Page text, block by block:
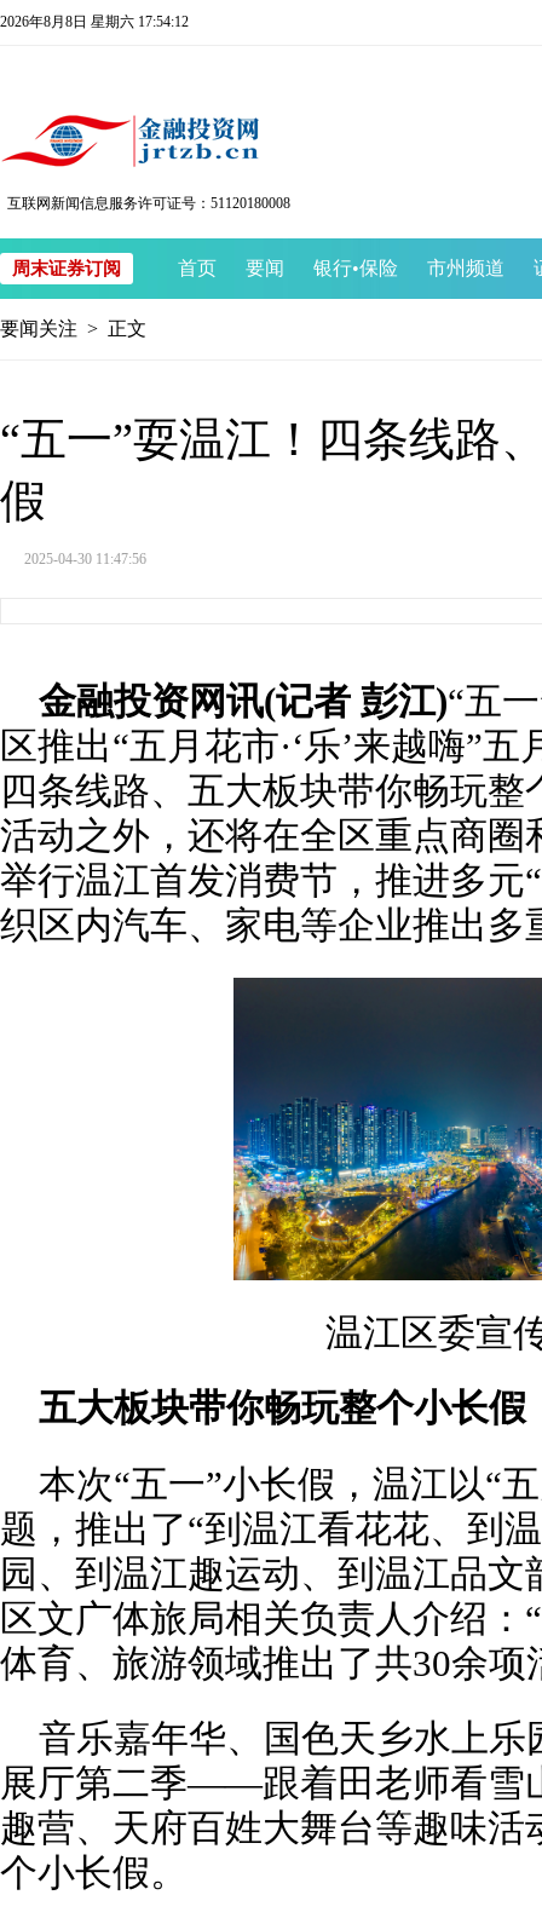
2026年8月8日 星期六 17:54:13
互联网新闻信息服务许可证号：51120180008
周末证券订阅 首页 要闻 银行•保险 市州频道
要闻关注 > 正文
“五一”耍温江！四条线路
假
2025-04-30 11:47:56
金融投资网讯(记者 彭江)“五
区推出“五月花市·‘乐’来越嗨”
四条线路、五大板块带你畅玩
活动之外，还将在全区重点商圈
举行温江首发消费节，推进多元
织区内汽车、家电等企业推出多
温江区委宣
五大板块带你畅玩整个小长假
本次“五一”小长假，温江以“
题，推出了“到温江看花花、到
园、到温江趣运动、到温江品文
区文广体旅局相关负责人介绍：
体育、旅游领域推出了共30余项
音乐嘉年华、国色天乡水上
展厅第二季——跟着田老师看雪
趣营、天府百姓大舞台等趣味
个小长假。